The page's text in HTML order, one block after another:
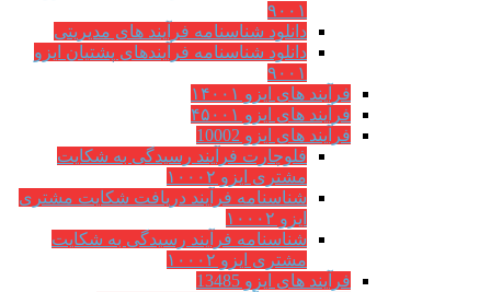
۹۰۰۱
دانلود شناسنامه فرآیند های مدیریتی
دانلود شناسنامه فرآیندهای پشتیان ایزو
۹۰۰۱
فرآیند های ایزو ۱۴۰۰۱
فرآیند های ایزو ۴۵۰۰۱
فرآیند های ایزو 10002
فلوچارت فرآیند رسیدگی به شکایت
مشتری ایزو ۱۰۰۰۲
شناسنامه فرآیند دریافت شکایت مشتری
ایزو ۱۰۰۰۲
شناسنامه فرآیند رسیدگی به شکایت
مشتری ایزو ۱۰۰۰۲
فرآیند های ایزو 13485